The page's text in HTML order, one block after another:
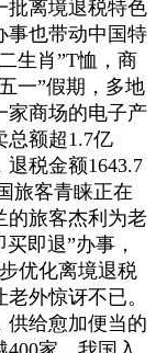
批离境退税特色
事也带动中国特
生肖”T恤，商
一”假期，多地
家商场的电子产
总额超1.7亿
税金额1643.7
旅客青睐正在
的旅客杰利为老
即退”办事，
优化离境退税
外惊讶不已。
供给愈加便当的